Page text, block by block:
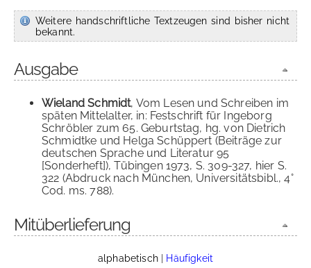
Weitere handschriftliche Textzeugen sind bisher nicht
bekannt.
Ausgabe
Wieland Schmidt, Vom Lesen und Schreiben im
späten Mittelalter, in: Festschrift für Ingeborg
Schröbler zum 65. Geburtstag, hg. von Dietrich
Schmidtke und Helga Schüppert (Beiträge zur
deutschen Sprache und Literatur 95
[Sonderheft]), Tübingen 1973, S. 309-327, hier S.
322 (Abdruck nach München, Universitätsbibl., 4°
Cod. ms. 788).
Mitüberlieferung
alphabetisch| Häufigkeit